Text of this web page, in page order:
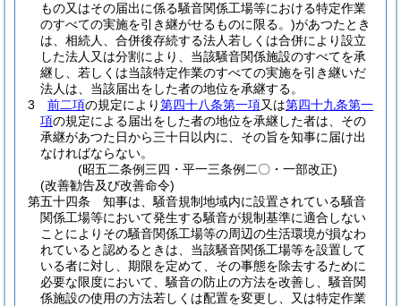
もの又はその届出に係る騒音関係工場等における特定作業
のすべての実施を引き継がせるものに限る。)があつたとき
は、相続人、合併後存続する法人若しくは合併により設立
した法人又は分割により、当該騒音関係施設のすべてを承
継し、若しくは当該特定作業のすべての実施を引き継いだ
法人は、当該届出をした者の地位を承継する。
3
前二項の規定により第四十八条第一項又は第四十九条第一
項の規定による届出をした者の地位を承継した者は、その
承継があつた日から三十日以内に、その旨を知事に届け出
なければならない。
(昭五二条例三四・平一三条例二〇・一部改正)
(改善勧告及び改善命令)
第五十四条
知事は、騒音規制地域内に設置されている騒音
関係工場等において発生する騒音が規制基準に適合しない
ことによりその騒音関係工場等の周辺の生活環境が損なわ
れていると認めるときは、当該騒音関係工場等を設置して
いる者に対し、期限を定めて、その事態を除去するために
必要な限度において、騒音の防止の方法を改善し、騒音関
係施設の使用の方法若しくは配置を変更し、又は特定作業